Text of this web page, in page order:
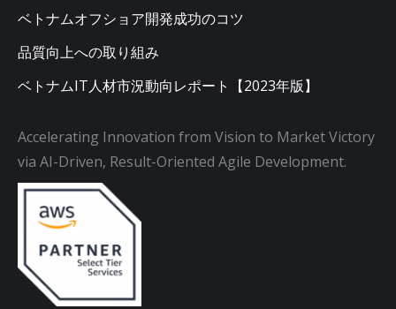
ベトナムオフショア開発成功のコツ
品質向上への取り組み
ベトナムIT人材市況動向レポート【2023年版】
Accelerating Innovation from Vision to Market Victory
via AI-Driven, Result-Oriented Agile Development.